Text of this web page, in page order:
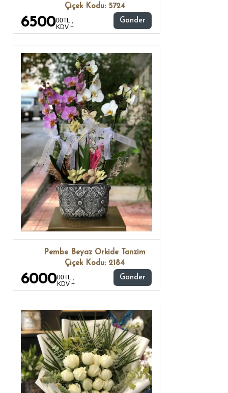
Çiçek Kodu: 5724
650000TL ,
KDV +
Gönder
Pembe Beyaz Orkide Tanzim
Çiçek Kodu: 2184
600000TL ,
KDV +
Gönder